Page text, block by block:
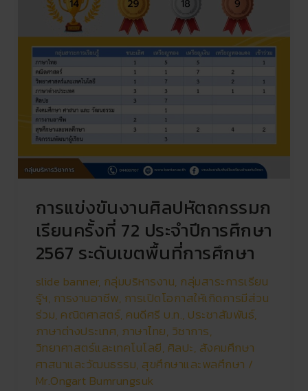
การแข่งขันงานศิลปหัตถกรรมก
เรียนครั้งที่ 72 ประจำปีการศึกษา
2567 ระดับเขตพื้นที่การศึกษา
slide banner, กลุ่มบริหารงาน, กลุ่มสาระการเรียน
รู้ฯ, การงานอาชีพ, การเปิดโอกาสให้เกิดการมีส่วน
ร่วม, คณิตศาสตร์, คนดีศรี บ.ท., ประชาสัมพันธ์,
ภาษาต่างประเทศ, ภาษาไทย, วิชาการ,
วิทยาศาสตร์และเทคโนโลยี, ศิลปะ, สังคมศึกษา
ศาสนาและวัฒนธรรม, สุขศึกษาและพลศึกษา /
Mr.Ongart Bumrungsuk
การ
ศึกษา
2567
ระดับ
เขต
พื้นที่
การ
ศึกษา